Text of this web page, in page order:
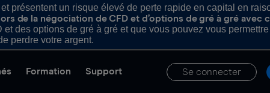
présentent un risque élevé de perte rapide en capital en
de la négociation de CFD et d’options de gré à gré avec
des options de gré à gré et que vous pouvez vous
perdre votre argent.
Formation Support Se connecter